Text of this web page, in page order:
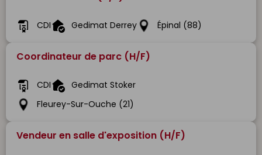
CDI Gedimat Derrey Épinal (88)
Coordinateur de parc (H/F)
CDI
Gedimat Stoker
Fleurey-Sur-Ouche (21)
Vendeur en salle d'exposition (H/F)